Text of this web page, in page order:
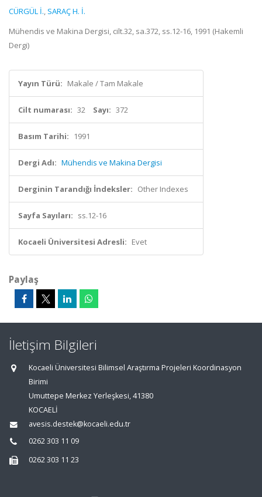
CÜRGÜL İ., SARAÇ H. İ.
Mühendis ve Makina Dergisi, cilt.32, sa.372, ss.12-16, 1991 (Hakemli
Dergi)
Yayın Türü: Makale / Tam Makale
Cilt numarası: 32 Sayı: 372
Basım Tarihi: 1991
Dergi Adı: Mühendis ve Makina Dergisi
Derginin Tarandığı İndeksler: Other Indexes
Sayfa Sayıları: ss.12-16
Kocaeli Üniversitesi Adresli: Evet
Paylaş
İletişim Bilgileri
Kocaeli Üniversitesi Bilimsel Araştırma Projeleri Koordinasyon
Birimi
Umuttepe Merkez Yerleşkesi, 41380
KOCAELİ
avesis.destek@kocaeli.edu.tr
0262 303 11 09
0262 303 11 23